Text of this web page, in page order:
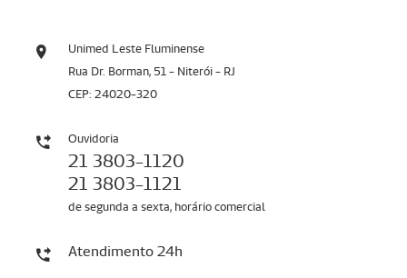
Unimed Leste Fluminense
Rua Dr. Borman, 51 - Niterói - RJ
CEP: 24020-320
Ouvidoria
21 3803-1120
21 3803-1121
de segunda a sexta, horário comercial
Atendimento 24h